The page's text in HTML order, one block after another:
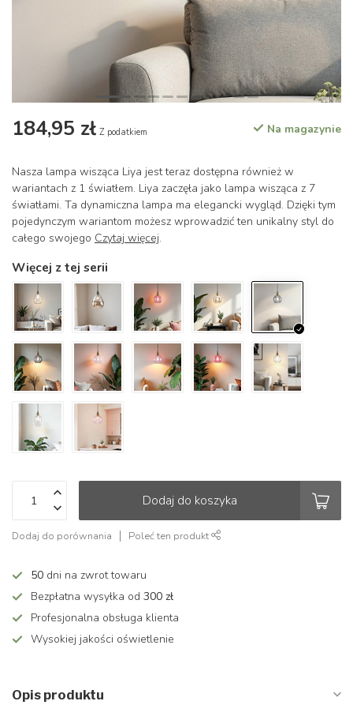
184,95 zł Z podatkiem Na magazynie
Nasza lampa wisząca Liya jest teraz dostępna również w
wariantach z 1 światłem. Liya zaczęła jako lampa wisząca z 7
światłami. Ta dynamiczna lampa ma elegancki wygląd. Dzięki tym
pojedynczym wariantom możesz wprowadzić ten unikalny styl do
całego swojego Czytaj więcej.
Więcej z tej serii
Dodaj do koszyka
Dodaj do porównania Poleć ten produkt
50 dni na zwrot towaru
Bezpłatna wysyłka od 300 zł
Profesjonalna obsługa klienta
Wysokiej jakości oświetlenie
Opis produktu